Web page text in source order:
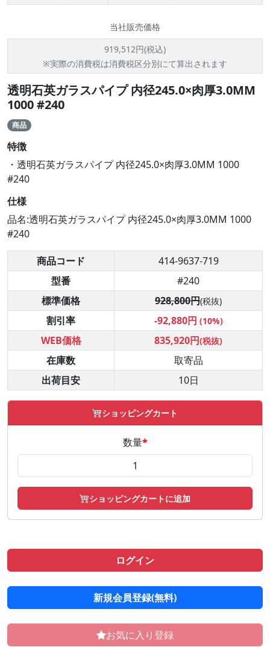
当社販売価格
919,512円(税込)
※実際の消費税は消費税区分別にて算出されます
透明石英ガラスパイプ 内径245.0×肉厚3.0MM
1000 #240
商品
特徴
・透明石英ガラスパイプ 内径245.0×肉厚3.0MM 1000
#240
仕様
品名:透明石英ガラスパイプ 内径245.0×肉厚3.0MM 1000
#240
商品コード
414-9637-719
型番
#240
標準価格
928,800円(税抜)
割引率 -92,880円 (10%)
WEB価格 835,920円(税抜)
在庫数
取寄品
出荷目安
10日
ショッピングカート
数量*
ショッピングカートに追加
ログイン
新規会員登録(無料)
お気に入り登録